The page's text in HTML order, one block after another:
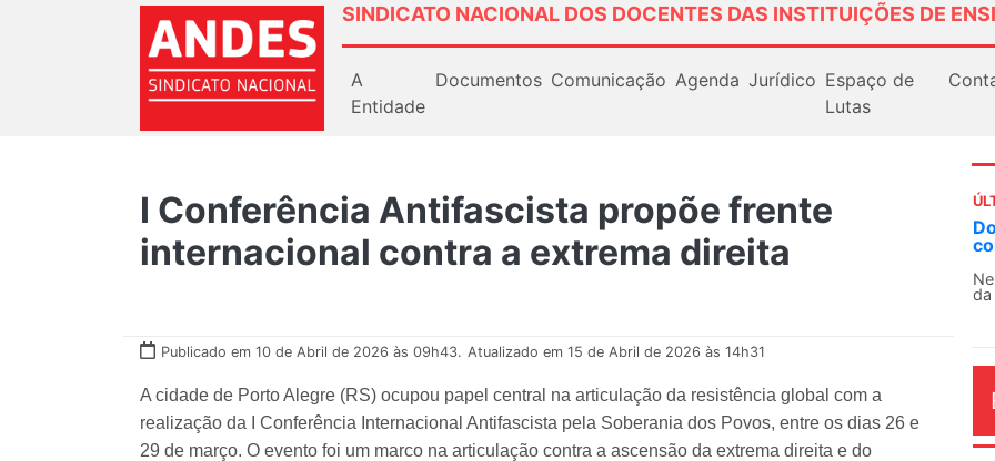
SINDICATO NACIONAL DOS DOCENTES DAS INSTITUIÇÕES DE
A
Entidade
Documentos Comunicação Agenda Jurídico Espaço de
Lutas
I Conferência Antifascista propõe frente
internacional contra a extrema direita
Publicado em 10 de Abril de 2026 às 09h43. Atualizado em 15 de Abril de 2026 às 14h31
A cidade de Porto Alegre (RS) ocupou papel central na articulação da resistência global com a
realização da I Conferência Internacional Antifascista pela Soberania dos Povos, entre os dias 26 e
29 de março. O evento foi um marco na articulação contra a ascensão da extrema direita e do
O